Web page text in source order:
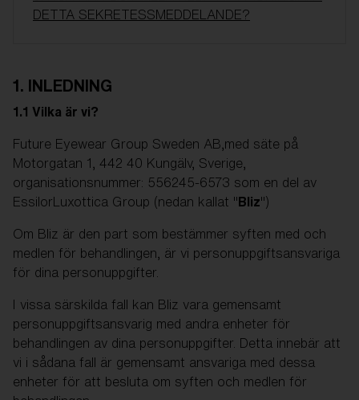
DETTA SEKRETESSMEDDELANDE?
1. INLEDNING
1.1 Vilka är vi?
Future Eyewear Group Sweden AB,med säte på
Motorgatan 1, 442 40 Kungälv, Sverige,
organisationsnummer: 556245-6573 som en del av
EssilorLuxottica Group (nedan kallat " Bliz")
Om Bliz är den part som bestämmer syften med och
medlen för behandlingen, är vi personuppgiftsansvariga
för dina personuppgifter.
I vissa särskilda fall kan Bliz vara gemensamt
personuppgiftsansvarig med andra enheter för
behandlingen av dina personuppgifter. Detta innebär att
vi i sådana fall är gemensamt ansvariga med dessa
enheter för att besluta om syften och medlen för